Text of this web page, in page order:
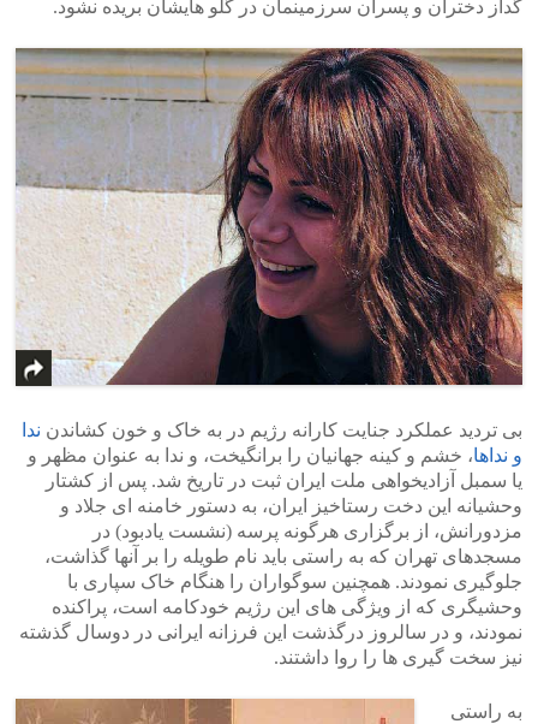
گداز دختران و پسران سرزمینمان در گلو هایشان بریده نشود.
بی تردید عملکرد جنایت کارانه رژیم در به خاک و خون کشاندن ندا
و نداها، خشم و کینه جهانیان را برانگیخت، و ندا به عنوان مظهر و
یا سمبل آزادیخواهی ملت ایران ثبت در تاریخ شد. پس از کشتار
وحشیانه این دخت رستاخیز ایران، به دستور خامنه ای جلاد و
مزدورانش، از برگزاری هرگونه پرسه (نشست یادبود) در
مسجدهای تهران که به راستی باید نام طویله را بر آنها گذاشت،
جلوگیری نمودند. همچنین سوگواران را هنگام خاک سپاری با
وحشیگری که از ویژگی های این رژیم خودکامه است، پراکنده
نمودند، و در سالروز درگذشت این فرزانه ایرانی در دوسال گذشته
نیز سخت گیری ها را روا داشتند.
به راستی